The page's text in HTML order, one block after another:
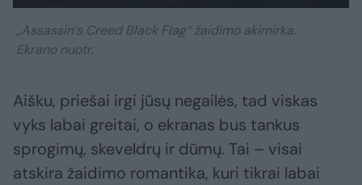
„Assassin‘s Creed Black Flag“ žaidimo akimirka.
Ekrano nuotr.
Aišku, priešai irgi jūsų negailės, tad viskas
vyks labai greitai, o ekranas bus tankus
sprogimų, skeveldrų ir dūmų. Tai – visai
atskira žaidimo romantika, kuri tikrai labai